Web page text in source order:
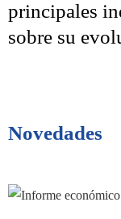
principales
sobre su
Novedades